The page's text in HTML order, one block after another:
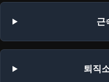
근
퇴직